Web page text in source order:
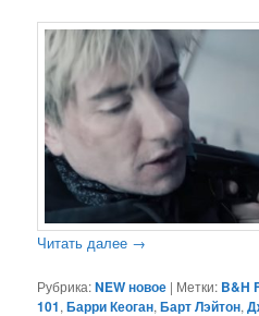
Читать далее →
Рубрика:NEW новое | Метки: B&H
101,Барри Кеоган,Барт Лэйтон,